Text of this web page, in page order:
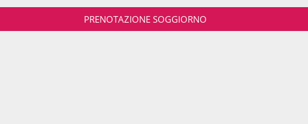
PRENOTAZIONE SOGGIORNO